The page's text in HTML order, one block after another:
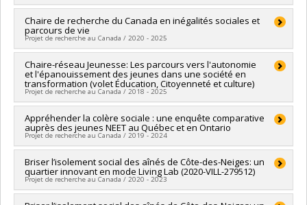
Lead researcher :Stéphane Moulin
Co-researchers :
Cécile Van de Velde
Funding sources:
Grant programs:PVXXXXXX-Subvention Savoir
Chaire de recherche du Canada en inégalités sociales et
parcours de vie
Projet de recherche au Canada / 2020 - 2025
Lead researcher :Cécile Van de Velde
Funding sources:SPIIE/Secrétariat des programmes
interorganismes à l’intention des établissements
Grant programs:PVX50399-Chaires de recherche du Canada
Chaire-réseau Jeunesse: Les parcours vers l'autonomie
et l'épanouissement des jeunes dans une société en
transformation (volet Éducation, Citoyenneté et culture)
Projet de recherche au Canada / 2018 - 2025
Lead researcher :Sylvain Bourdon
Co-researchers :Marie-Odile Magnan,Cécile Van de Velde
Funding sources:
Grant programs:PVXXXXXX-Chaire-réseau de recherche sur
la jeunesse du Québec
Appréhender la colère sociale : une enquête comparative
auprès des jeunes NEET au Québec et en Ontario
Projet de recherche au Canada / 2019 - 2024
Lead researcher : Cécile Van de Velde
Co-researchers :marco Alberio,Leila Benhadjoudja,
Stéphanie Garneau
Briser l’isolement social des aînés de Côte-des-Neiges: un
quartier innovant en mode Living Lab (2020-VILL-279512)
Projet de recherche au Canada / 2020 - 2023